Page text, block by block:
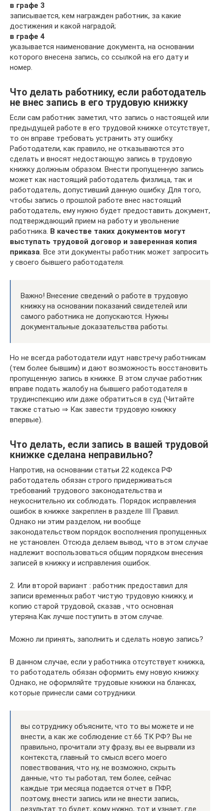
в графе 3
записывается, кем награжден работник, за какие
достижения и какой наградой;
в графе 4
указывается наименование документа, на основании
которого внесена запись, со ссылкой на его дату и
номер.
Что делать работнику, если работодатель
не внес запись в его трудовую книжку
Если сам работник заметил, что запись о настоящей или
предыдущей работе в его трудовой книжке отсутствует,
то он вправе требовать устранить эту ошибку.
Работодатели, как правило, не отказываются это
сделать и вносят недостающую запись в трудовую
книжку должным образом. Внести пропущенную запись
может как настоящий работодатель физлица, так и
работодатель, допустивший данную ошибку. Для того,
чтобы запись о прошлой работе внес настоящий
работодатель, ему нужно будет предоставить документ,
подтверждающий прием на работу и увольнение
работника. В качестве таких документов могут
выступать трудовой договор и заверенная копия
приказа . Все эти документы работник может запросить
у своего бывшего работодателя.
Важно! Внесение сведений о работе в трудовую
книжку на основании показаний свидетелей или
самого работника не допускаются. Нужны
документальные доказательства работы.
Но не всегда работодатели идут навстречу работникам
(тем более бывшим) и дают возможность восстановить
пропущенную запись в книжке. В этом случае работник
вправе подать жалобу на бывшего работодателя в
трудинспекцию или даже обратиться в суд (Читайте
также статью ⇒ Как завести трудовую книжку
впервые).
Что делать, если запись в вашей трудовой
книжке сделана неправильно?
Напротив, на основании статьи 22 кодекса РФ
работодатель обязан строго придерживаться
требований трудового законодательства и
неукоснительно их соблюдать. Порядок исправления
ошибок в книжке закреплен в разделе III Правил.
Однако ни этим разделом, ни вообще
законодательством порядок восполнения пропущенных
не установлен. Отсюда делаем вывод, что в этом случае
надлежит воспользоваться общим порядком внесения
записей в книжку и исправления ошибок.
2. Или второй вариант : работник предоставил для
записи временных работ чистую трудовую книжку, и
копию старой трудовой, сказав , что основная
утеряна.Как лучше поступить в этом случае.
Можно ли принять, заполнить и сделать новую запись?
В данном случае, если у работника отсутствует книжка,
то работодатель обязан оформить ему новую книжку.
Однако, не оформляйте трудовые книжки на бланках,
которые принесли сами сотрудники.
вы сотруднику объясните, что то вы можете и не
внести, а как же соблюдение ст.66 ТК РФ? Вы не
правильно, прочитали эту фразу, вы ее вырвали из
контекста, главный то смысл всего моего
повествования, что ну, не возможно, скрыть
данные, что ты работал, тем более, сейчас
каждые три месяца подается отчет в ПФР,
поэтому, внести запись или не внести запись,
результат то будет, кому нужно, тот и узнает, где